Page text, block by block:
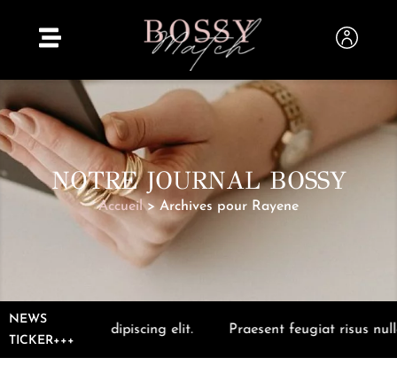
NOTRE JOURNAL BOSSY
Accueil>Archives pour Rayene
NEWS
TICKER+++
consectetur adipiscing elit. Praesent feugiat risus